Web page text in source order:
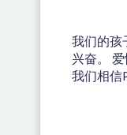
我们的孩
兴奋。
我们相信